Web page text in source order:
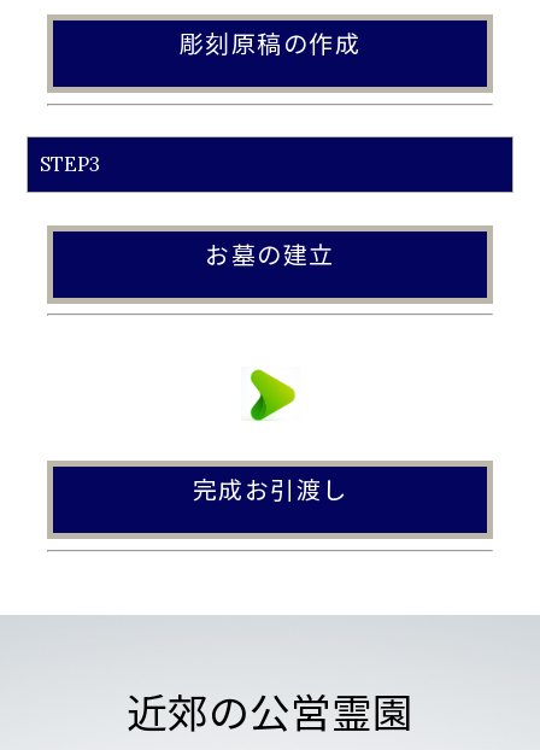
彫刻原稿の作成
STEP3
お墓の建立
完成お引渡し
近郊の公営霊園